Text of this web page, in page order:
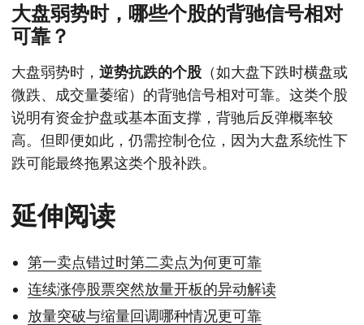
大盘弱势时，哪些个股的背驰信号相对
可靠？
大盘弱势时， 逆势抗跌的个股 （如大盘下跌时横盘或
微跌、成交量萎缩）的背驰信号相对可靠。这类个股
说明有资金护盘或基本面支撑，背驰后反弹概率较
高。但即便如此，仍需控制仓位，因为大盘系统性下
跌可能最终拖累这类个股补跌。
延伸阅读
第一卖点错过时第二卖点为何更可靠
连续涨停股票突然放量开板的异动解读
放量突破与缩量回调哪种情况更可靠